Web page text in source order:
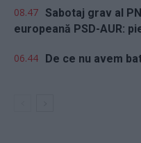
08.47 Sabotaj grav al
europeană PSD-AUR:
06.44 De ce nu avem